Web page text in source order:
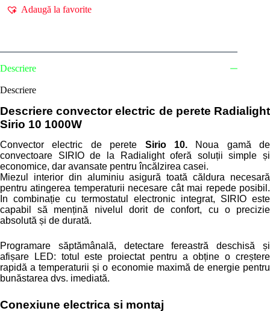
de
perete
Adaugă la favorite
Descriere
Descriere
Descriere convector electric de perete Radialight
Sirio 10 1000W
Convector electric de perete Sirio 10.Noua gamă de
convectoare SIRIO de la Radialight oferă soluții simple și
economice, dar avansate pentru încălzirea casei.
Miezul interior din aluminiu asigură toată căldura necesară
pentru atingerea temperaturii necesare cât mai repede posibil.
In combinație cu termostatul electronic integrat, SIRIO este
capabil să mențină nivelul dorit de confort, cu o precizie
absolută și de durată.
Programare săptămânală, detectare fereastră deschisă și
afișare LED: totul este proiectat pentru a obține o creștere
rapidă a temperaturii și o economie maximă de energie pentru
bunăstarea dvs. imediată.
Conexiune electrica si montaj